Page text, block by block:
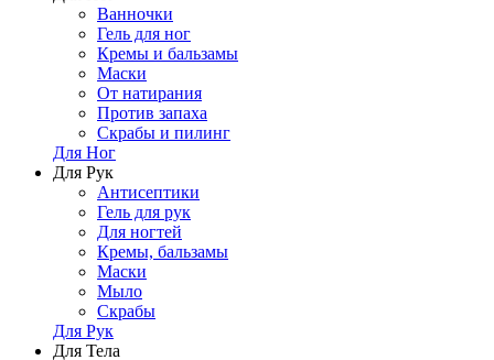
Ванночки
Гель для ног
Кремы и бальзамы
Маски
От натирания
Против запаха
Скрабы и пилинг
Для Ног
Для Рук
Антисептики
Гель для рук
Для ногтей
Кремы, бальзамы
Маски
Мыло
Скрабы
Для Рук
Для Тела